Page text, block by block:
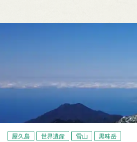
屋久島 世界遺産 雪山 黒味岳